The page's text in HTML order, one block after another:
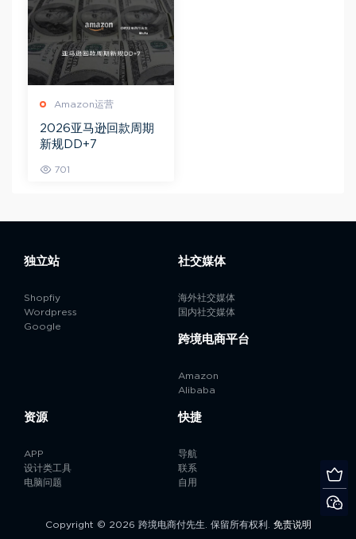
Amazon运营
2026亚马逊回款周期
新规DD+7
701
独立站
Shopfiy
Wordpress
Google
社交媒体
海外社交媒体
国内社交媒体
跨境电商平台
Amazon
Alibaba
资源
APP
设计类工具
电脑问题
快捷
导航
联系
自用
Copyright © 2026 跨境电商付先生. 保留所有权利. 免责说明